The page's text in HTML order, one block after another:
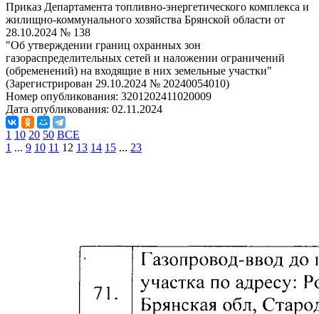
Приказ Департамента топливно-энергетического комплекса и
жилищно-коммунального хозяйства Брянской области от
28.10.2024 № 138
"Об утверждении границ охранных зон
газораспределительных сетей и наложении ограничений
(обременений) на входящие в них земельные участки"
(Зарегистрирован 29.10.2024 № 20240054010)
Номер опубликования: 3201202411020009
Дата опубликования: 02.11.2024
1 10 20 50 ВСЕ
1 ... 9 10 11 12 13 14 15 ... 23